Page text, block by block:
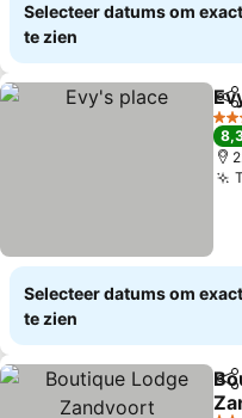
Selecteer datums om
te zien
3
Selecteer datums om
te zien